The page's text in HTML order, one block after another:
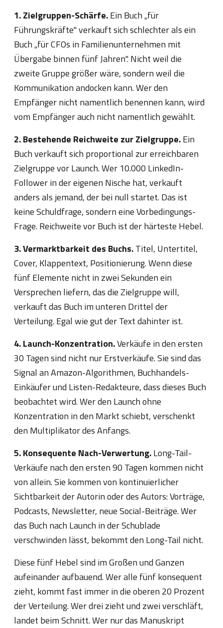
1. Zielgruppen-Schärfe.Ein Buch „für
Führungskräfte" verkauft sich schlechter als ein
Buch „für CFOs in Familienunternehmen mit
Übergabe binnen fünf Jahren". Nicht weil die
zweite Gruppe größer wäre, sondern weil die
Kommunikation andocken kann. Wer den
Empfänger nicht namentlich benennen kann, wird
vom Empfänger auch nicht namentlich gewählt.
2. Bestehende Reichweite zur Zielgruppe.Ein
Buch verkauft sich proportional zur erreichbaren
Zielgruppe vor Launch. Wer 10.000 LinkedIn-
Follower in der eigenen Nische hat, verkauft
anders als jemand, der bei null startet. Das ist
keine Schuldfrage, sondern eine Vorbedingungs-
Frage. Reichweite vor Buch ist der härteste Hebel.
3. Vermarktbarkeit des Buchs.Titel, Untertitel,
Cover, Klappentext, Positionierung. Wenn diese
fünf Elemente nicht in zwei Sekunden ein
Versprechen liefern, das die Zielgruppe will,
verkauft das Buch im unteren Drittel der
Verteilung. Egal wie gut der Text dahinter ist.
4. Launch-Konzentration.Verkäufe in den ersten
30 Tagen sind nicht nur Erstverkäufe. Sie sind das
Signal an Amazon-Algorithmen, Buchhandels-
Einkäufer und Listen-Redakteure, dass dieses Buch
beobachtet wird. Wer den Launch ohne
Konzentration in den Markt schiebt, verschenkt
den Multiplikator des Anfangs.
5. Konsequente Nach-Verwertung.Long-Tail-
Verkäufe nach den ersten 90 Tagen kommen nicht
von allein. Sie kommen von kontinuierlicher
Sichtbarkeit der Autorin oder des Autors: Vorträge,
Podcasts, Newsletter, neue Social-Beiträge. Wer
das Buch nach Launch in der Schublade
verschwinden lässt, bekommt den Long-Tail nicht.
Diese fünf Hebel sind im Großen und Ganzen
aufeinander aufbauend. Wer alle fünf konsequent
zieht, kommt fast immer in die oberen 20 Prozent
der Verteilung. Wer drei zieht und zwei verschläft,
landet beim Schnitt. Wer nur das Manuskript